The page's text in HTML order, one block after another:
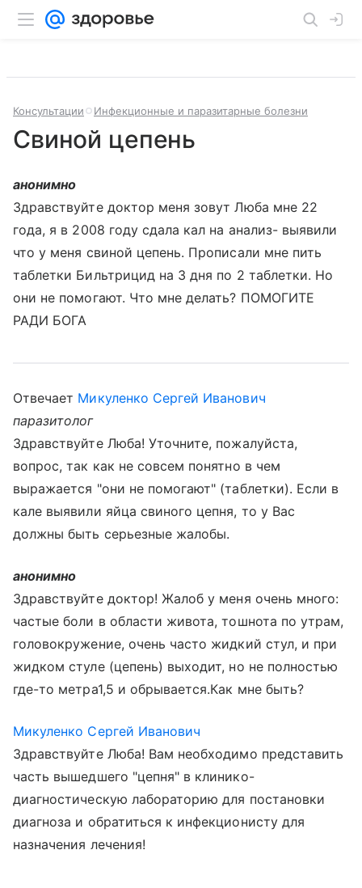
Консультации Инфекционные и паразитарные болезни
Свиной цепень
анонимно
Здравствуйте доктор меня зовут Люба мне 22
года, я в 2008 году сдала кал на анализ- выявили
что у меня свиной цепень. Прописали мне пить
таблетки Бильтрицид на 3 дня по 2 таблетки. Но
они не помогают. Что мне делать? ПОМОГИТЕ
РАДИ БОГА
Отвечает Микуленко Сергей Иванович
паразитолог
Здравствуйте Люба! Уточните, пожалуйста,
вопрос, так как не совсем понятно в чем
выражается "они не помогают" (таблетки). Если в
кале выявили яйца свиного цепня, то у Вас
должны быть серьезные жалобы.
анонимно
Здравствуйте доктор! Жалоб у меня очень много:
частые боли в области живота, тошнота по утрам,
головокружение, очень часто жидкий стул, и при
жидком стуле (цепень) выходит, но не полностью
где-то метра1,5 и обрывается.Как мне быть?
Микуленко Сергей Иванович
Здравствуйте Люба! Вам необходимо представить
часть вышедшего "цепня" в клинико-
диагностическую лабораторию для постановки
диагноза и обратиться к инфекционисту для
назначения лечения!